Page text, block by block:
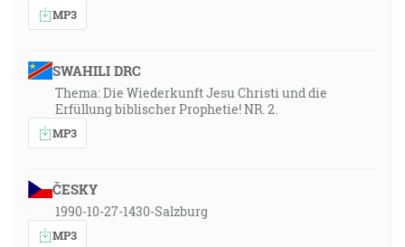
MP3
SWAHILI DRC
Thema: Die Wiederkunft Jesu Christi und die
Erfüllung biblischer Prophetie! NR. 2.
MP3
ČESKY
1990-10-27-1430-Salzburg
MP3